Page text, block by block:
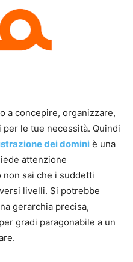
a concepire, organizzare,
le tue necessità. Quindi
dei domini è una
attenzione
non sai che i suddetti
livelli. Si potrebbe
gerarchia precisa,
gradi paragonabile a un